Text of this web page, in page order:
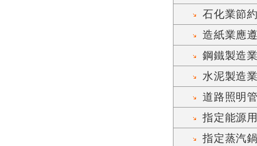
石化業節
造紙業應
鋼鐵製造
水泥製造
道路照明
指定能源
指定蒸汽